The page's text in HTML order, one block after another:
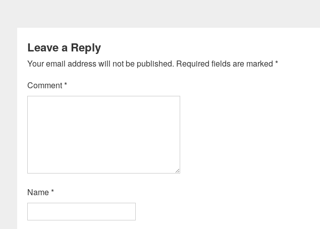
Leave a Reply
Your email address will not be published. Required fields are marked *
Comment*
Name*